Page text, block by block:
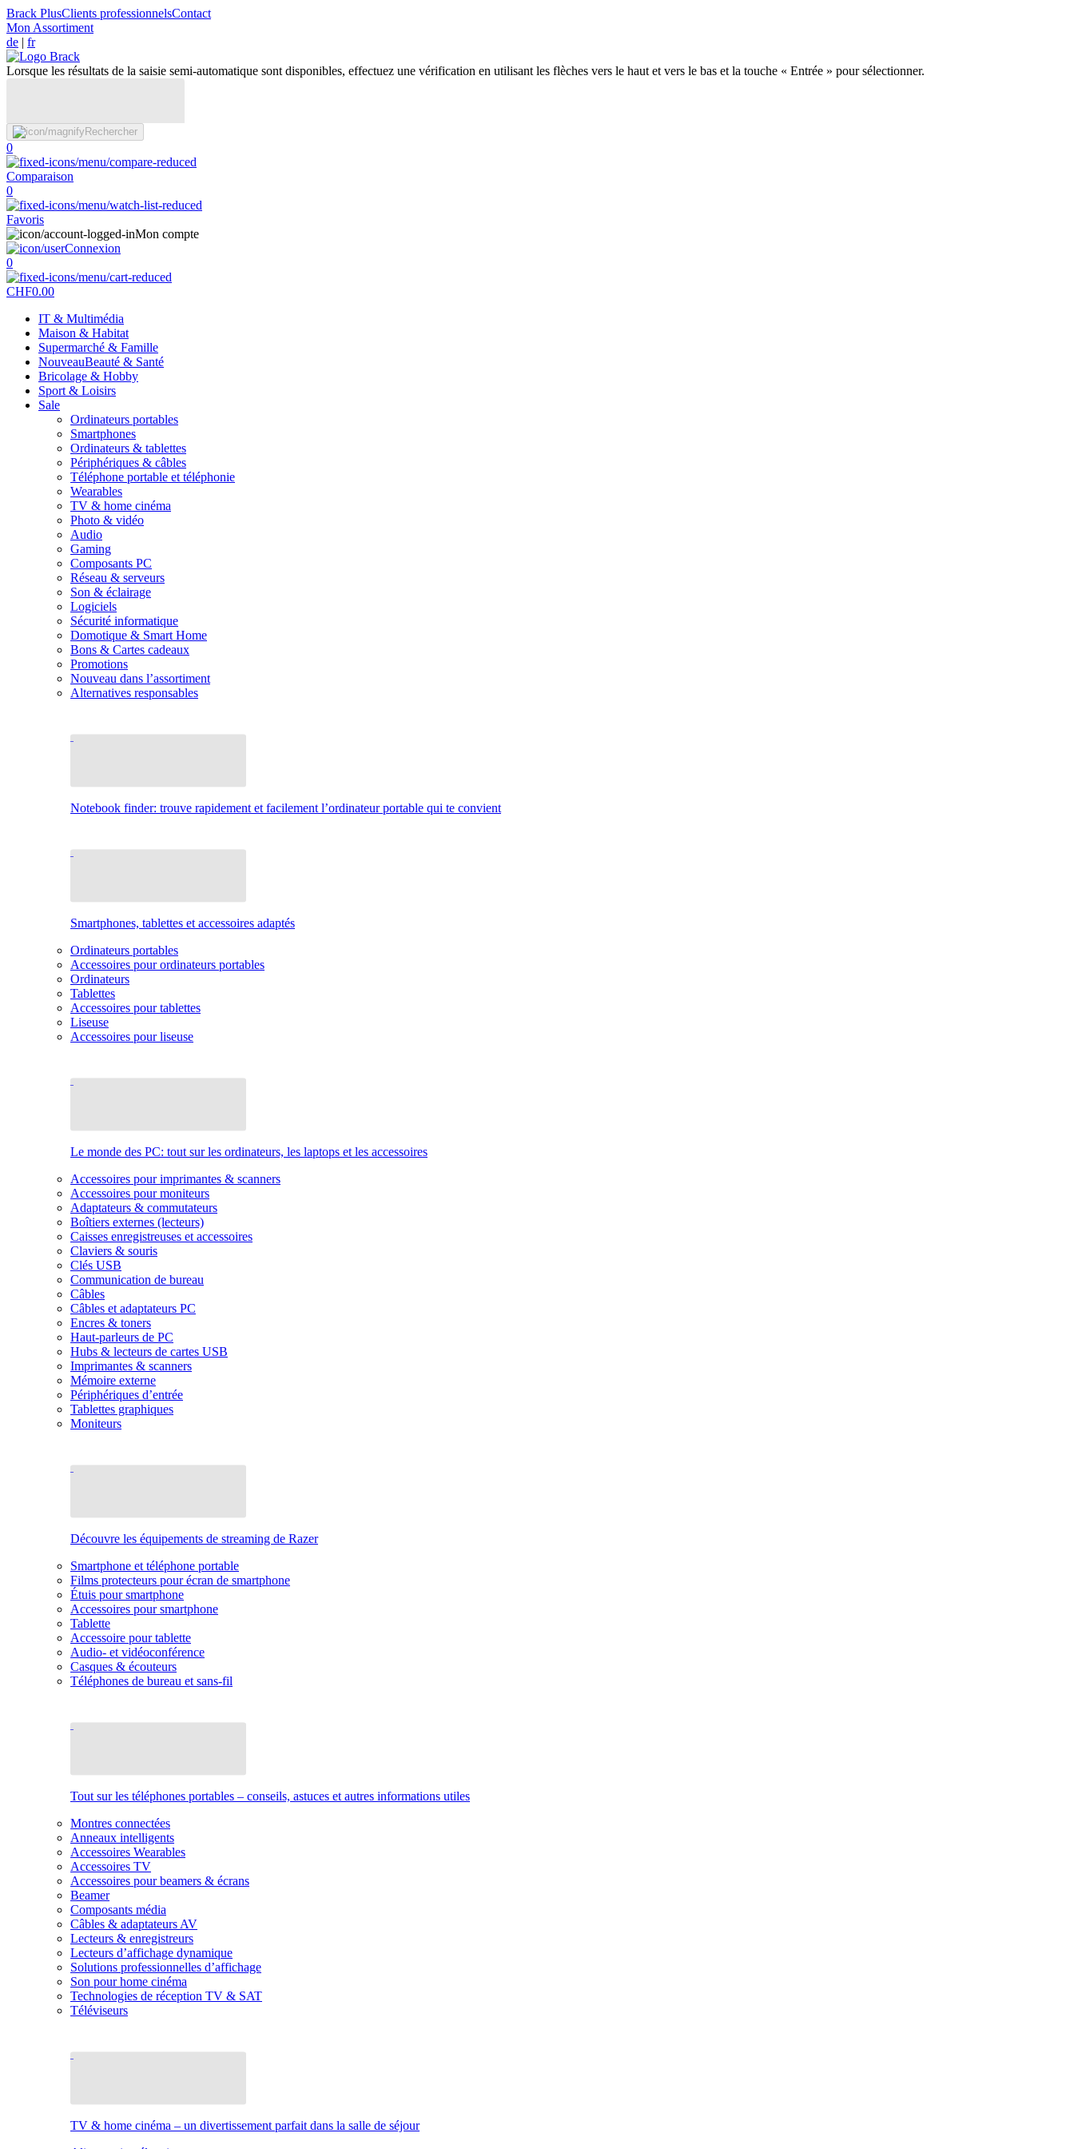
Brack PlusClients professionnelsContact
Mon Assortiment
de | fr
Lorsque les résultats de la saisie semi-automatique sont disponibles, effectuez une vérification en utilisant les flèches vers le haut et vers le bas et la touche « Entrée » pour sélectionner.
Rechercher
0
Comparaison
0
Favoris
Mon compte
Connexion
0
CHF0.00
IT & Multimédia
Maison & Habitat
Supermarché & Famille
NouveauBeauté & Santé
Bricolage & Hobby
Sport & Loisirs
Sale
Ordinateurs portables
Smartphones
Ordinateurs & tablettes
Périphériques & câbles
Téléphone portable et téléphonie
Wearables
TV & home cinéma
Photo & vidéo
Audio
Gaming
Composants PC
Réseau & serveurs
Son & éclairage
Logiciels
Sécurité informatique
Domotique & Smart Home
Bons & Cartes cadeaux
Promotions
Nouveau dans l’assortiment
Alternatives responsables
Notebook finder: trouve rapidement et facilement l’ordinateur portable qui te convient
Smartphones, tablettes et accessoires adaptés
Ordinateurs portables
Accessoires pour ordinateurs portables
Ordinateurs
Tablettes
Accessoires pour tablettes
Liseuse
Accessoires pour liseuse
Le monde des PC: tout sur les ordinateurs, les laptops et les accessoires
Accessoires pour imprimantes & scanners
Accessoires pour moniteurs
Adaptateurs & commutateurs
Boîtiers externes (lecteurs)
Caisses enregistreuses et accessoires
Claviers & souris
Clés USB
Communication de bureau
Câbles
Câbles et adaptateurs PC
Encres & toners
Haut-parleurs de PC
Hubs & lecteurs de cartes USB
Imprimantes & scanners
Mémoire externe
Périphériques d’entrée
Tablettes graphiques
Moniteurs
Découvre les équipements de streaming de Razer
Smartphone et téléphone portable
Films protecteurs pour écran de smartphone
Étuis pour smartphone
Accessoires pour smartphone
Tablette
Accessoire pour tablette
Audio- et vidéoconférence
Casques & écouteurs
Téléphones de bureau et sans-fil
Tout sur les téléphones portables – conseils, astuces et autres informations utiles
Montres connectées
Anneaux intelligents
Accessoires Wearables
Accessoires TV
Accessoires pour beamers & écrans
Beamer
Composants média
Câbles & adaptateurs AV
Lecteurs & enregistreurs
Lecteurs d’affichage dynamique
Solutions professionnelles d’affichage
Son pour home cinéma
Technologies de réception TV & SAT
Téléviseurs
TV & home cinéma – un divertissement parfait dans la salle de séjour